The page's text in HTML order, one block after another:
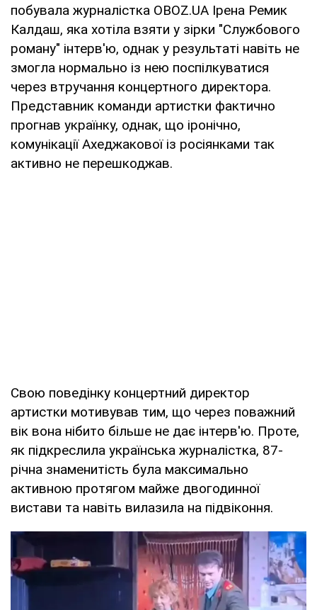
побувала журналістка OBOZ.UA Ірена Ремик
Калдаш, яка хотіла взяти у зірки "Службового
роману" інтерв'ю, однак у результаті навіть не
змогла нормально із нею поспілкуватися
через втручання концертного директора.
Представник команди артистки фактично
прогнав українку, однак, що іронічно,
комунікації Ахеджакової із росіянками так
активно не перешкоджав.
Свою поведінку концертний директор
артистки мотивував тим, що через поважний
вік вона нібито більше не дає інтерв'ю. Проте,
як підкреслила українська журналістка, 87-
річна знаменитість була максимально
активною протягом майже двогодинної
вистави та навіть вилазила на підвіконня.